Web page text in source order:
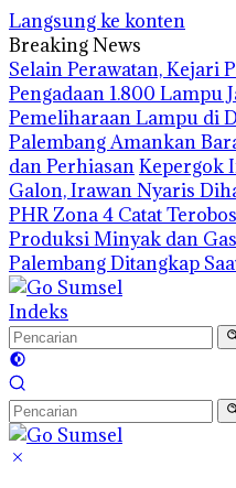
Langsung ke konten
Breaking News
Selain Perawatan, Kejari
Pengadaan 1.800 Lampu
Pemeliharaan Lampu di
Palembang Amankan
dan PerhiasanKepergok
Galon, Irawan Nyaris
PHR Zona 4 Catat
Produksi Minyak dan Gas
Palembang Ditangkap
Indeks